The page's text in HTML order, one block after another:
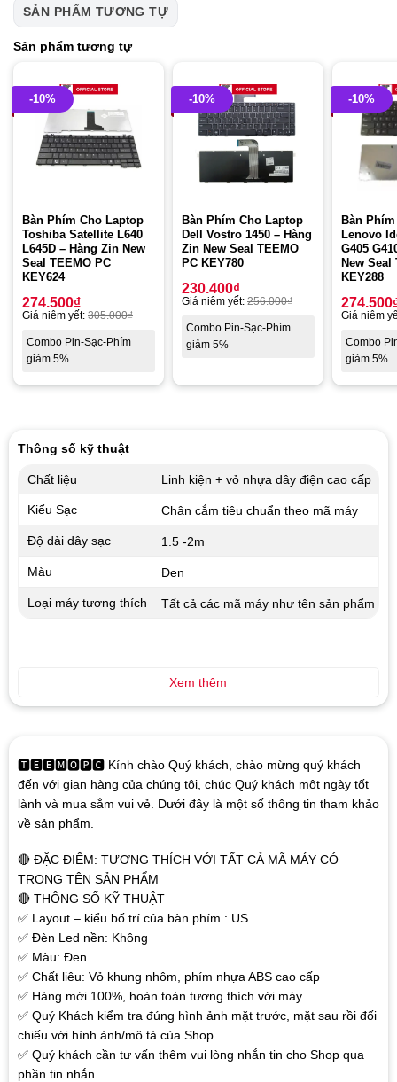
SẢN PHẨM TƯƠNG TỰ
Sản phẩm tương tự
-10%
Bàn Phím Cho Laptop
Toshiba Satellite L640
L645D – Hàng Zin New
Seal TEEMO PC
KEY624
274.500₫
Giá niêm yết: 305.000₫
Combo Pin-Sạc-Phím
giảm 5%
-10%
Bàn Phím Cho Laptop
Dell Vostro 1450 – Hàng
Zin New Seal TEEMO
PC KEY780
230.400₫
Giá niêm yết: 256.000₫
Combo Pin-Sạc-Phím
giảm 5%
-10%
Bàn
Lenovo
G405
New Seal
KEY288
274.500
Giá niêm
Combo
giảm 5%
🆃🅴🅴🅼🅾🅿🅲 Kính chào Quý khách, chào mừng quý khách
đến với gian hàng của chúng tôi, chúc Quý khách một ngày tốt
lành và mua sắm vui vẻ. Dưới đây là một số thông tin tham khảo
về sản phẩm.
🔴 ĐẶC ĐIỂM: TƯƠNG THÍCH VỚI TẤT CẢ MÃ MÁY CÓ
TRONG TÊN SẢN PHẨM
🔴 THÔNG SỐ KỸ THUẬT
✅ Layout – kiểu bố trí của bàn phím : US
✅ Đèn Led nền: Không
✅ Màu: Đen
✅ Chất liêu: Vỏ khung nhôm, phím nhựa ABS cao cấp
✅ Hàng mới 100%, hoàn toàn tương thích với máy
✅ Quý Khách kiểm tra đúng hình ảnh mặt trước, mặt sau rồi đối
chiếu với hình ảnh/mô tả của Shop
✅ Quý khách cần tư vấn thêm vui lòng nhắn tin cho Shop qua
phần tin nhắn.
Thông số kỹ thuật
Chất liệu Linh kiện + vỏ nhựa dây điện cao cấp
Kiểu Sạc Chân cắm tiêu chuẩn theo mã máy
Độ dài dây sạc 1.5 -2m
Màu Đen
Loại máy tương thích Tất cả các mã máy như tên sản phẩm
Xem thêm